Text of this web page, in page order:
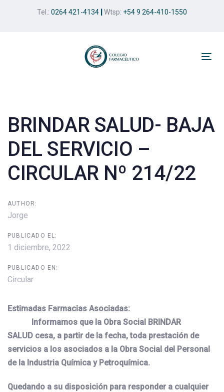
Tel.: 0264 421-4134 Wtsp: +54 9 264-410-1550
BRINDAR SALUD- BAJA
DEL SERVICIO –
CIRCULAR Nº 214/22
AUTHOR:
Jorge
PUBLICADO EL:
1 diciembre, 2022
PUBLICADO EN:
Circular
Estimadas Farmacias Asociadas:
Informamos que la Obra Social BRINDAR
SALUD cesa, a partir de la fecha, toda prestación de
servicios a los asociados a la Obra Social del Personal
de la Industria Química y Petroquímica.
Quedando a su disposición para responder a cualquier
navigation